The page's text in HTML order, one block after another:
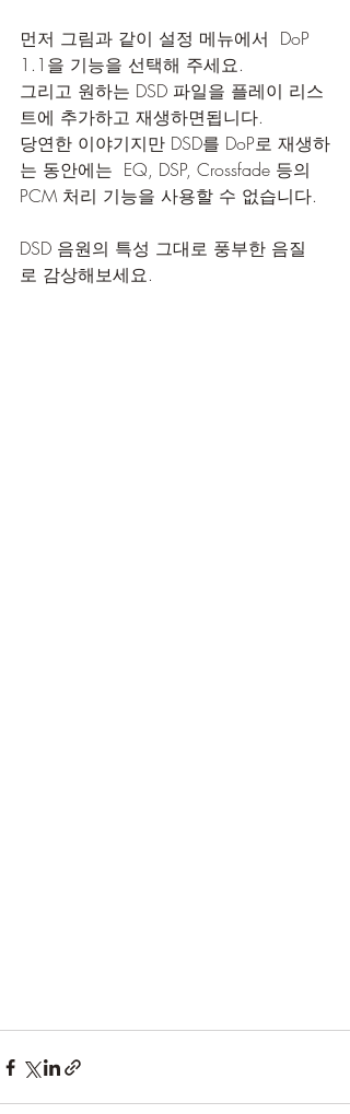
먼저 그림과 같이 설정 메뉴에서  DoP
1.1을 기능을 선택해 주세요.
그리고 원하는 DSD 파일을 플레이 리스
트에 추가하고 재생하면됩니다.
당연한 이야기지만 DSD를 DoP로 재생하
는 동안에는  EQ, DSP, Crossfade 등의
PCM 처리 기능을 사용할 수 없습니다.
DSD 음원의 특성 그대로 풍부한 음질
로 감상해보세요.